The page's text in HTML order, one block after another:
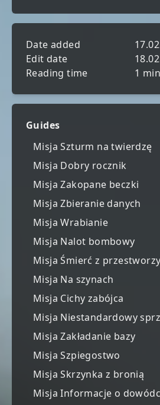
Date added
Edit date
Reading time
1
Guides
Misja Szturm na twierdzę
Misja Dobry rocznik
Misja Zakopane beczki
Misja Zbieranie danych
Misja Wrabianie
Misja Nalot bombowy
Misja Śmierć z przestworzy
Misja Na szynach
Misja Cichy zabójca
Misja Niestandardowy
Misja Zakładanie bazy
Misja Szpiegostwo
Misja Skrzynka z bronią
Misja Informacje o